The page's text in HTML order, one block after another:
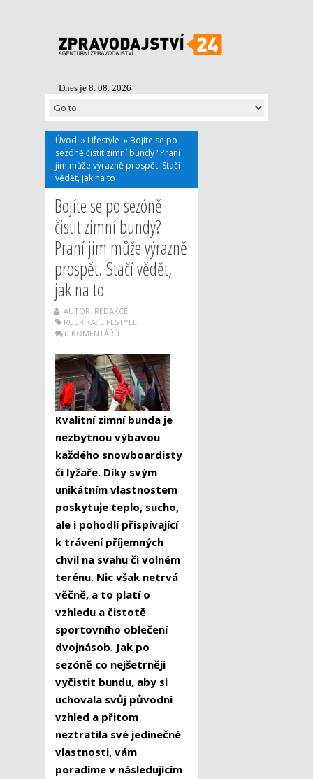
Dnes je 8. 08. 2026
Úvod » Lifestyle » Bojíte se po
sezóně čistit zimní bundy? Praní
jim může výrazně prospět. Stačí
vědět, jak na to
Bojíte se po sezóně
čistit zimní bundy?
Praní jim může výrazně
prospět. Stačí vědět,
jak na to
AUTOR: REDAKCE
RUBRIKA: LIFESTYLE
0 KOMENTÁŘŮ
Kvalitní zimní bunda je
nezbytnou výbavou
každého snowboardisty
či lyžaře. Díky svým
unikátním vlastnostem
poskytuje teplo, sucho,
ale i pohodlí přispívající
k trávení příjemných
chvil na svahu či volném
terénu. Nic však netrvá
věčně, a to platí o
vzhledu a čistotě
sportovního oblečení
dvojnásob. Jak po
sezóně co nejšetrněji
vyčistit bundu, aby si
uchovala svůj původní
vzhled a přitom
neztratila své jedinečné
vlastnosti, vám
poradíme v následujícím